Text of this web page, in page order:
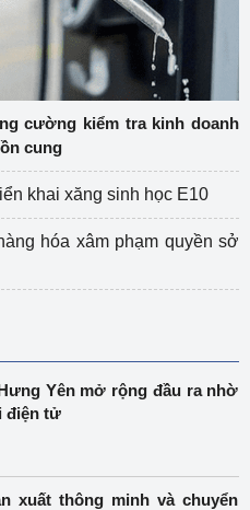
cường kiểm tra kinh doanh
cung
khai xăng sinh học E10
hóa xâm phạm quyền sở
Yên mở rộng đầu ra nhờ
điện tử
xuất thông minh và chuyển